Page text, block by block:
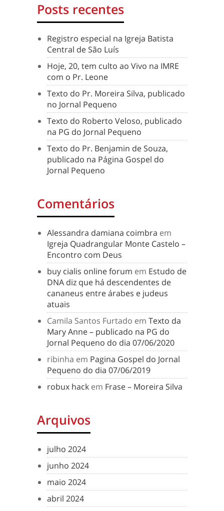
Posts recentes
Registro especial na Igreja Batista
Central de São Luís
Hoje, 20, tem culto ao Vivo na IMRE
com o Pr. Leone
Texto do Pr. Moreira Silva, publicado
no Jornal Pequeno
Texto do Roberto Veloso, publicado
na PG do Jornal Pequeno
Texto do Pr. Benjamin de Souza,
publicado na Página Gospel do
Jornal Pequeno
Comentários
Alessandra damiana coimbra em
Igreja Quadrangular Monte Castelo –
Encontro com Deus
buy cialis online forum em Estudo de
DNA diz que há descendentes de
cananeus entre árabes e judeus
atuais
Camila Santos Furtado em Texto da
Mary Anne – publicado na PG do
Jornal Pequeno do dia 07/06/2020
ribinha em Pagina Gospel do Jornal
Pequeno do dia 07/06/2019
robux hack em Frase – Moreira Silva
Arquivos
julho 2024
junho 2024
maio 2024
abril 2024